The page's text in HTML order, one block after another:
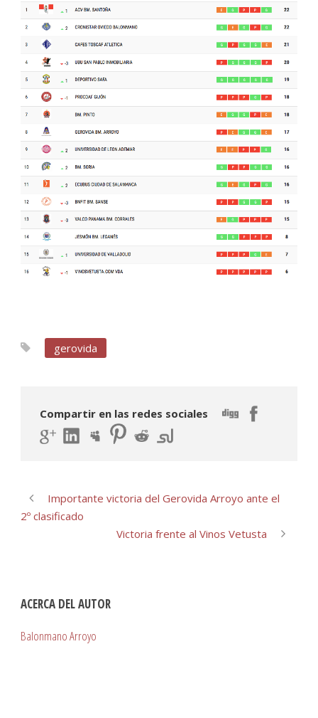
gerovida
Compartir en las redes sociales
Importante victoria del Gerovida Arroyo ante el
2º clasificado
Victoria frente al Vinos Vetusta
ACERCA DEL AUTOR
Balonmano Arroyo